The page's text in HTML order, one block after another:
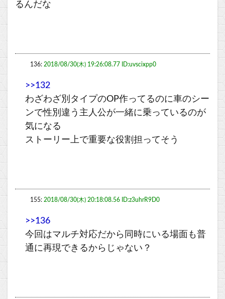
るんだな
136: 2018/08/30(木) 19:26:08.77 ID:uvscixpp0
>>132
わざわざ別タイプのOP作ってるのに車のシー
ンで性別違う主人公が一緒に乗っているのが
気になる
ストーリー上で重要な役割担ってそう
155: 2018/08/30(木) 20:18:08.56 ID:z3uhrR9D0
>>136
今回はマルチ対応だから同時にいる場面も普
通に再現できるからじゃない？